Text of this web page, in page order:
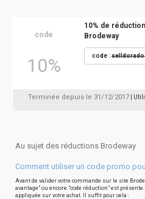
code
10%
10% de
Brodeway
code :
Terminée depuis le 31/12/2017 |
Au sujet des réductions Brodeway
Comment utiliser un code promo
Avant de valider votre commande sur le site
avantage" ou encore "code réduction" est
appliquée sur votre achat. Il suffit pour cela :